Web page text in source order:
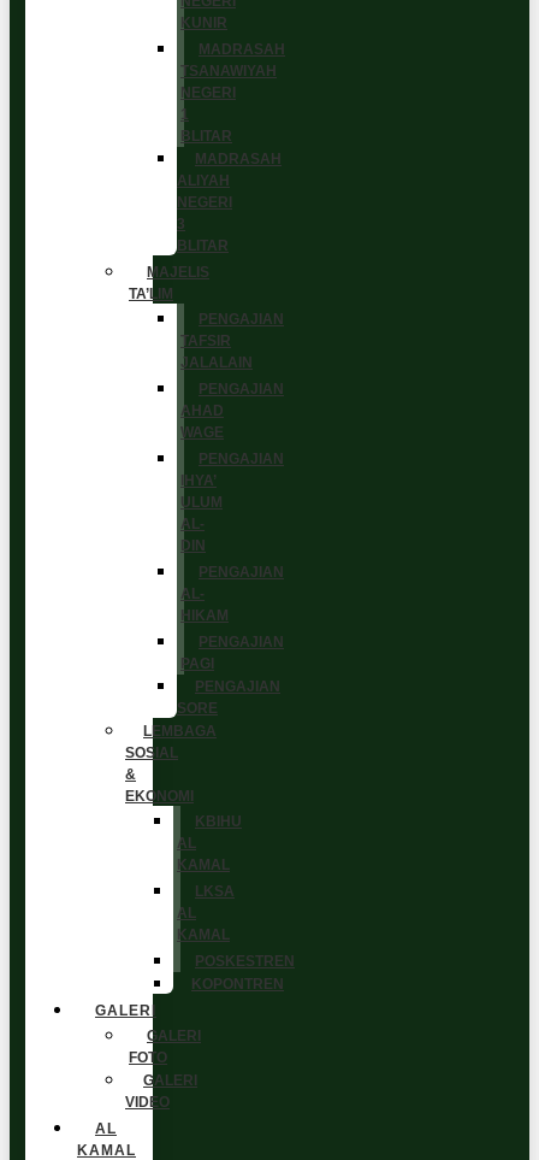
KUNIR
MADRASAH
TSANAWIYAH
NEGERI
1
BLITAR
MADRASAH
ALIYAH
NEGERI
3
BLITAR
MAJELIS
TA’LIM
PENGAJIAN
TAFSIR
JALALAIN
PENGAJIAN
AHAD
WAGE
PENGAJIAN
IHYA’
ULUM
AL-
DIN
PENGAJIAN
AL-
HIKAM
PENGAJIAN
PAGI
PENGAJIAN
SORE
LEMBAGA
SOSIAL
&
EKONOMI
KBIHU
AL
KAMAL
LKSA
AL
KAMAL
POSKESTREN
KOPONTREN
GALERI
GALERI
FOTO
GALERI
VIDEO
AL
KAMAL